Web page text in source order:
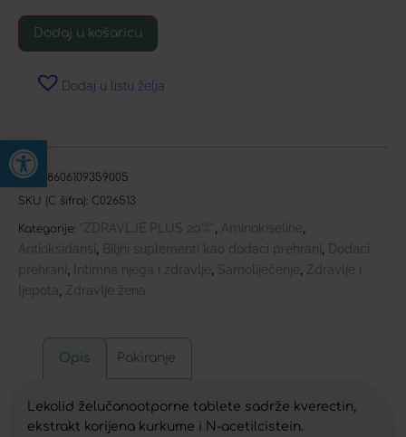
Open toolbar
Dodaj u košaricu
Dodaj u listu želja
EAN: 8606109359005
SKU (C šifra): C026513
Kategorije: *ZDRAVLJE PLUS 20%* Aminokiseline
Antioksidansi Biljni suplementi kao dodaci prehrani Dodaci
prehrani Intimna njega i zdravlje Samoliječenje Zdravlje i
ljepota Zdravlje žena
Opis Pakiranje
Lekolid želučanootporne tablete sadrže kverectin,
ekstrakt korijena kurkume i N-acetilcistein.